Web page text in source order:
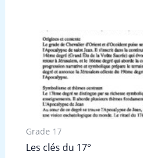
Grade 17
Les clés du 17°